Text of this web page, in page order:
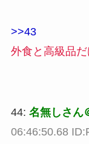
>>43
外食と高級品
44: 名無しさん
06:46:50.68